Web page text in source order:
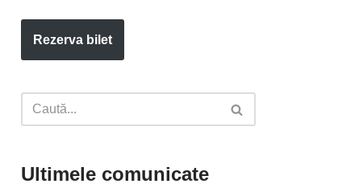
Rezerva bilet
Ultimele comunicate